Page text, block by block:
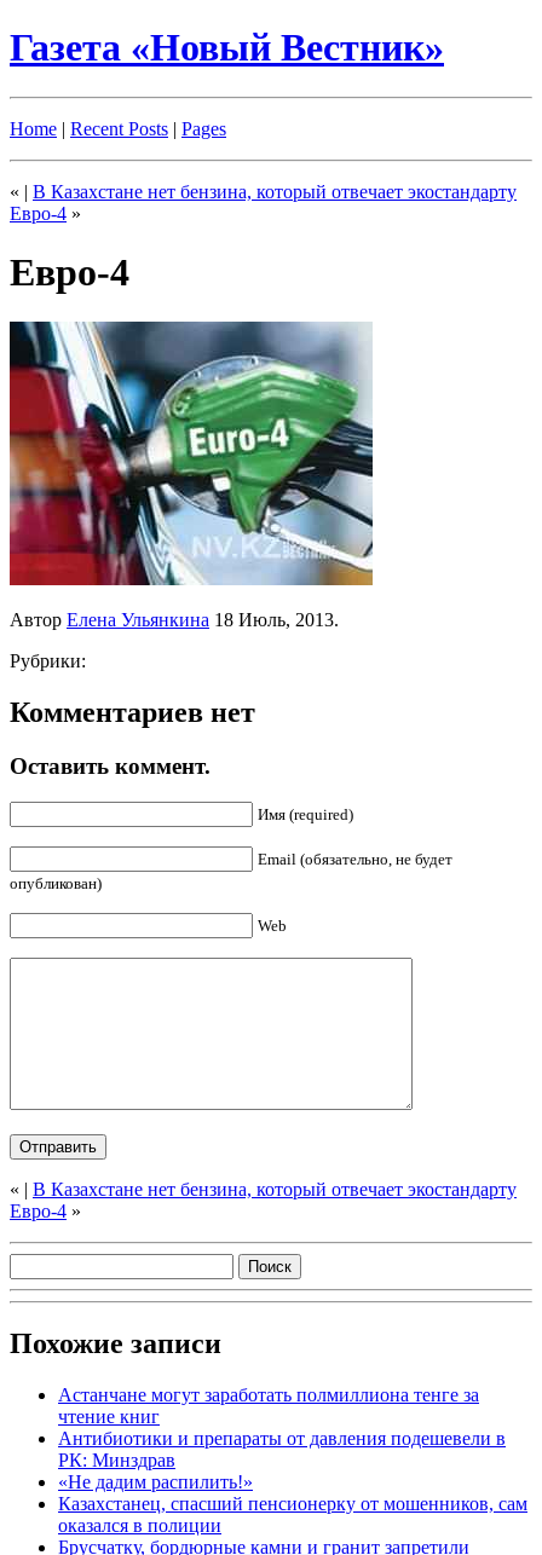
Газета «Новый Вестник»
Home | Recent Posts | Pages
« | В Казахстане нет бензина, который отвечает экостандарту
Евро-4 »
Евро-4
Автор Елена Ульянкина 18 Июль, 2013.
Рубрики:
Комментариев нет
Оставить коммент.
Имя (required)
Email (обязательно, не будет
опубликован)
Web
« | В Казахстане нет бензина, который отвечает экостандарту
Евро-4 »
Похожие записи
Астанчане могут заработать полмиллиона тенге за
чтение книг
Антибиотики и препараты от давления подешевели в
РК: Минздрав
«Не дадим распилить!»
Казахстанец, спасший пенсионерку от мошенников, сам
оказался в полиции
Брусчатку, бордюрные камни и гранит запретили